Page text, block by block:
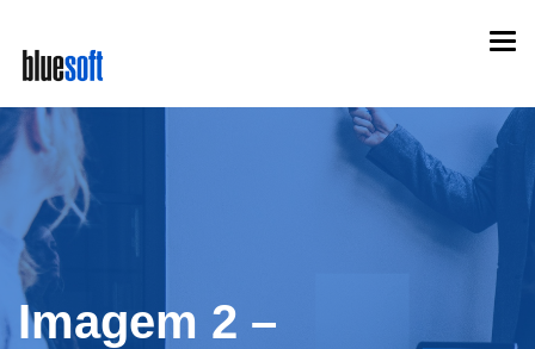
main
content
Imagem 2 –